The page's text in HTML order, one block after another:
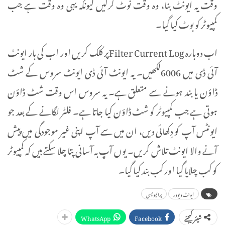
کمپیوٹر کو بوٹ کیا گیا۔
اب دوبارہ Filter Current Logپر کلک کریں اور اب کی بار ایونٹ
آئی ڈی میں 6006لکھیں۔ یہ ایونٹ آئی ڈی ایونٹ سروس کے شٹ
ڈاؤن یا بند ہونے سے متعلق ہے۔ یہ سروس اس وقت شٹ ڈاؤن
ہوتی ہے جب کمپیوٹر کو شٹ ڈاؤن کیا جاتا ہے۔ فلٹر لگانے کے بعد جو
ایونٹس آپ کو دِکھائی دیں، ان میں سے آپ اپنی غیر موجودگی میں پیش
آنے والا ایونٹ تلاش کریں۔ یوں آپ بہ آسانی پتا چلا سکتے ہیں کہ کمپیوٹر
کو کب چلایا گیا اور کب بند کیا گیا۔
ایونٹ ویوور پرائیویسی
شیئر کیجئے Facebook
WhatsApp